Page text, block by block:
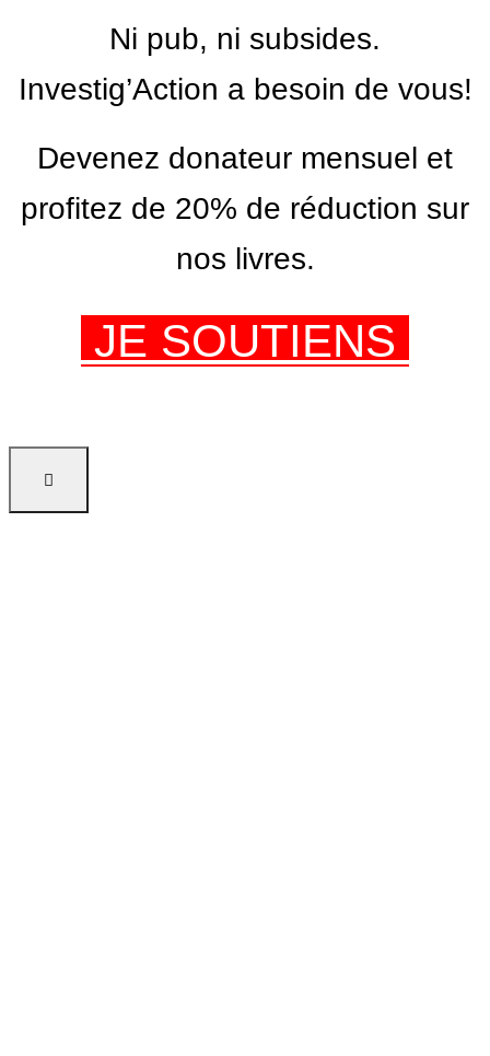
Ni pub, ni subsides.
Investig’Action a besoin de vous!
Devenez donateur mensuel et
profitez de 20% de réduction sur
nos livres.
JE SOUTIENS